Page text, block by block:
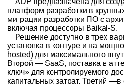
ADP предназначена для
платформ разработки в
миграции разработки ПО с
включая процессоры Baikal-S.
Решение доступно в трех
установка в контуре и на
hosted) для максимального
Второй — SaaS, поставка в
ключ» для контролируемого
капитальных затрат. Третий